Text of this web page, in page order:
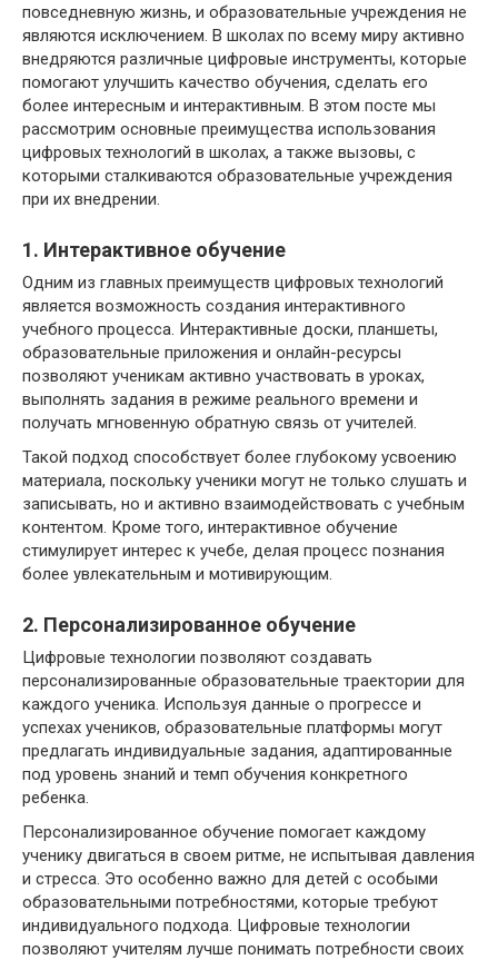
повседневную жизнь, и образовательные учреждения не
являются исключением. В школах по всему миру активно
внедряются различные цифровые инструменты, которые
помогают улучшить качество обучения, сделать его
более интересным и интерактивным. В этом посте мы
рассмотрим основные преимущества использования
цифровых технологий в школах, а также вызовы, с
которыми сталкиваются образовательные учреждения
при их внедрении.
1. Интерактивное обучение
Одним из главных преимуществ цифровых технологий
является возможность создания интерактивного
учебного процесса. Интерактивные доски, планшеты,
образовательные приложения и онлайн-ресурсы
позволяют ученикам активно участвовать в уроках,
выполнять задания в режиме реального времени и
получать мгновенную обратную связь от учителей.
Такой подход способствует более глубокому усвоению
материала, поскольку ученики могут не только слушать и
записывать, но и активно взаимодействовать с учебным
контентом. Кроме того, интерактивное обучение
стимулирует интерес к учебе, делая процесс познания
более увлекательным и мотивирующим.
2. Персонализированное обучение
Цифровые технологии позволяют создавать
персонализированные образовательные траектории для
каждого ученика. Используя данные о прогрессе и
успехах учеников, образовательные платформы могут
предлагать индивидуальные задания, адаптированные
под уровень знаний и темп обучения конкретного
ребенка.
Персонализированное обучение помогает каждому
ученику двигаться в своем ритме, не испытывая давления
и стресса. Это особенно важно для детей с особыми
образовательными потребностями, которые требуют
индивидуального подхода. Цифровые технологии
позволяют учителям лучше понимать потребности своих